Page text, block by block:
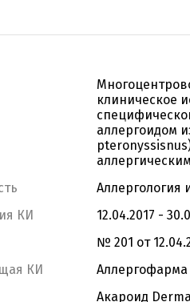
клиническое
аллергоидом
Аллергология
КИ
12.04.2017 -
№ 201 от
КИ
Аллергофарма
Акароид